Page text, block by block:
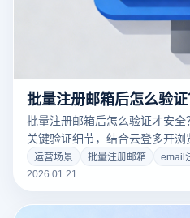
批量注册邮箱后怎么验
批量注册邮箱后怎么验证才安
关键验证细节，结合云登多开浏
成功率与账号稳定性。
运营场景 批量注册邮箱
email
2026.01.21